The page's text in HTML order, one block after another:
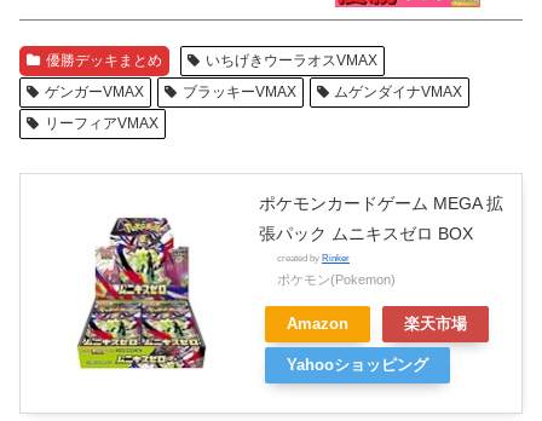
優勝デッキまとめ
いちげきウーラオスVMAX
ゲンガーVMAX
ブラッキーVMAX
ムゲンダイナVMAX
リーフィアVMAX
ポケモンカードゲーム MEGA 拡
張パック ムニキスゼロ BOX
created by Rinker
ポケモン(Pokemon)
Amazon 楽天市場
Yahooショッピング